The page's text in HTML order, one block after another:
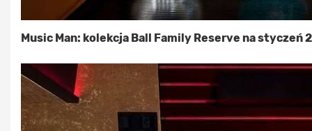
Music Man: kolekcja Ball Family Reserve na styczeń